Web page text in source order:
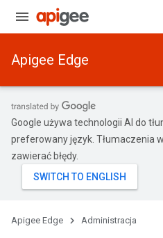
Apigee Edge
Google używa technologii AI do
preferowany język. Tłumaczenia
zawierać błędy.
Apigee Edge Administracja